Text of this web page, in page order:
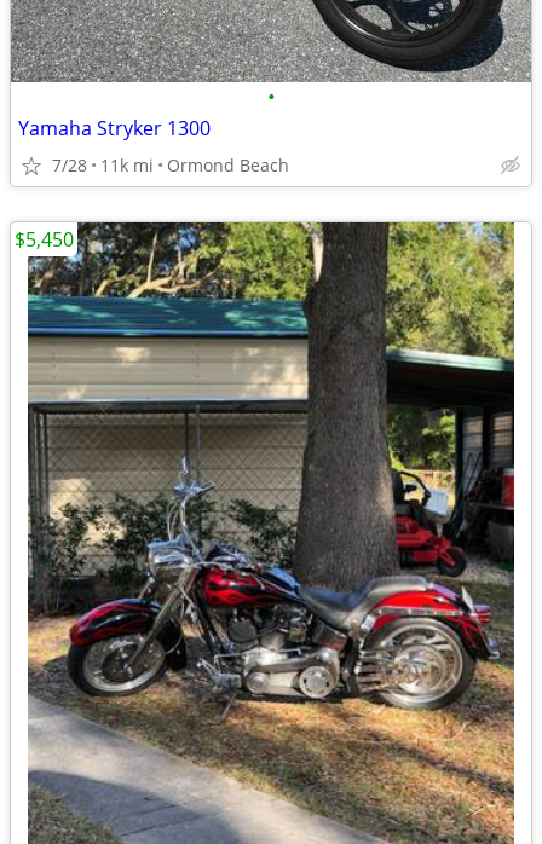
•
Yamaha Stryker 1300
7/28 11k mi Ormond Beach
$5,450